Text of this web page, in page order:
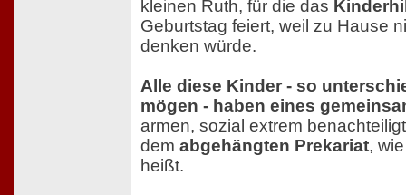
kleinen Ruth, für die das
Geburtstag feiert, weil zu Hause
denken würde.
Alle diese Kinder - so
mögen - haben eines
armen, sozial extrem
dem abgehängten Prekariat,
heißt.